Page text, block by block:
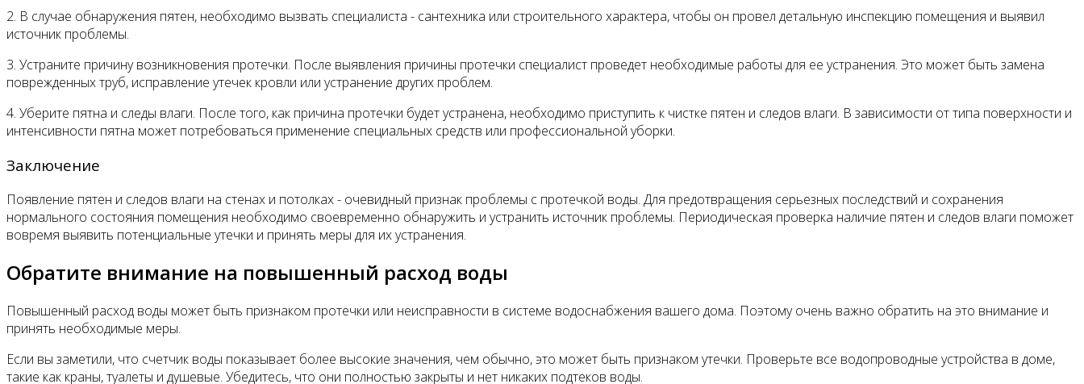
2. В случае обнаружения пятен, необходимо вызвать специалиста - сантехника или строительного характера, чтобы он провел детальную инспекцию помещения и выявил
источник проблемы.
3. Устраните причину возникновения протечки. После выявления причины протечки специалист проведет необходимые работы для ее устранения. Это может быть замена
поврежденных труб, исправление утечек кровли или устранение других проблем.
4. Уберите пятна и следы влаги. После того, как причина протечки будет устранена, необходимо приступить к чистке пятен и следов влаги. В зависимости от типа поверхности и
интенсивности пятна может потребоваться применение специальных средств или профессиональной уборки.
Заключение
Появление пятен и следов влаги на стенах и потолках - очевидный признак проблемы с протечкой воды. Для предотвращения серьезных последствий и сохранения
нормального состояния помещения необходимо своевременно обнаружить и устранить источник проблемы. Периодическая проверка наличие пятен и следов влаги поможет
вовремя выявить потенциальные утечки и принять меры для их устранения.
Обратите внимание на повышенный расход воды
Повышенный расход воды может быть признаком протечки или неисправности в системе водоснабжения вашего дома. Поэтому очень важно обратить на это внимание и
принять необходимые меры.
Если вы заметили, что счетчик воды показывает более высокие значения, чем обычно, это может быть признаком утечки. Проверьте все водопроводные устройства в доме,
такие как краны, туалеты и душевые. Убедитесь, что они полностью закрыты и нет никаких подтеков воды.